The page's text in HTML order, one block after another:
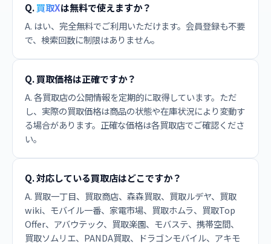
Q.買取Xは無料で使えますか？
A. はい、完全無料でご利用いただけます。会員登録も不要
で、検索回数に制限はありません。
Q. 買取価格は正確ですか？
A. 各買取店の公開情報を定期的に取得しています。ただ
し、実際の買取価格は商品の状態や在庫状況により変動す
る場合があります。正確な価格は各買取店でご確認くださ
い。
Q. 対応している買取店はどこですか？
A. 買取一丁目、買取商店、森森買取、買取ルデヤ、買取
wiki、モバイル一番、家電市場、買取ホムラ、買取Top
Offer、アバウテック、買取楽園、モバステ、携帯空間、
買取ソムリエ、PANDA買取、ドラゴンモバイル、アキモ